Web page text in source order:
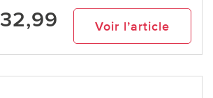
32,99 Voir l’article